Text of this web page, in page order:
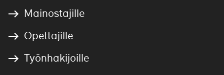
Mainostajille
Opettajille
Työnhakijoille